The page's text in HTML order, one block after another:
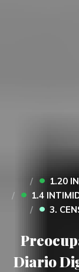
• 1.20
• 1.4
• 3.
Diario